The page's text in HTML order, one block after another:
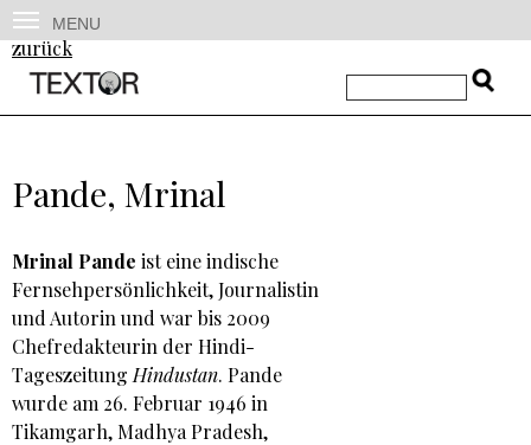
MENU
zurück
Pande, Mrinal
Mrinal Pande ist eine indische
Fernsehpersönlichkeit, Journalistin
und Autorin und war bis 2009
Chefredakteurin der Hindi-
Tageszeitung Hindustan. Pande
wurde am 26. Februar 1946 in
Tikamgarh, Madhya Pradesh,